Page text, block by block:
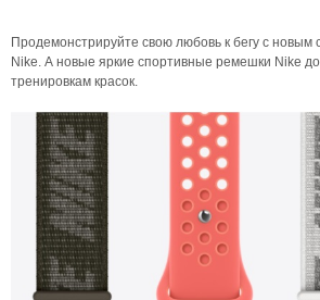
Продемонстрируйте свою любовь к бегу с
Nike. А новые яркие спортивные ремешки Nike
тренировкам красок.